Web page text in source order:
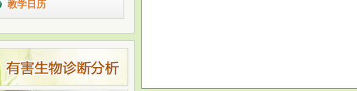
教学日历